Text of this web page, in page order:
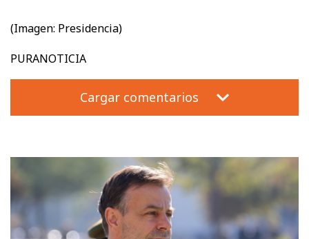
(Imagen: Presidencia)
PURANOTICIA
Cargar comentarios